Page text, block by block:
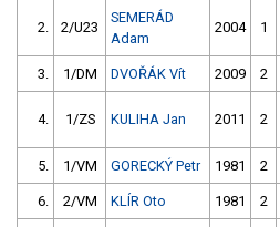
2. 2/U23
SEMERÁD
Adam
2004 1
3. 1/DM DVOŘÁK Vít 2009 2
4. 1/ZS KULIHA Jan 2011 2
5. 1/VM GORECKÝ Petr 1981 2
6. 2/VM KLÍR Oto 1981 2